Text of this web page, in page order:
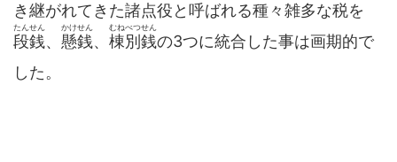
き継がれてきた諸点役と呼ばれる種々雑多な税を
段銭
たんせん
、 懸銭
かけせん
、 棟別銭
むねべつせん
の3つに統合した事は画期的で
した。